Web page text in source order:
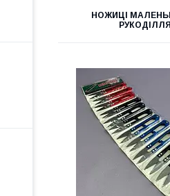
НОЖИЦІ
РУКОДІЛЛЯ